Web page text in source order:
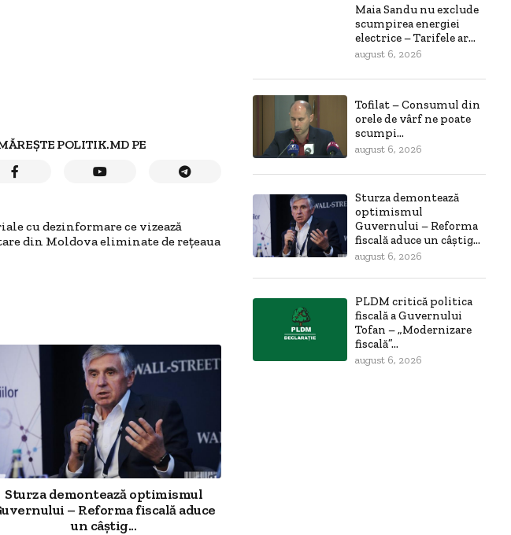
POLITIK.MD PE
cu dezinformare ce vizează
din Moldova eliminate de rețeaua
Sturza demontează optimismul
– Reforma fiscală aduce
un câștig...
Maia Sandu nu exclude
scumpirea energiei
electrice – Tarifele ar...
august 6, 2026
Tofilat – Consumul din
orele de vârf ne poate
scumpi...
august 6, 2026
Sturza demontează
optimismul
Guvernului – Reforma
fiscală aduce un câștig...
august 6, 2026
PLDM critică politica
fiscală a Guvernului
Tofan – „Modernizare
fiscală”...
august 6, 2026